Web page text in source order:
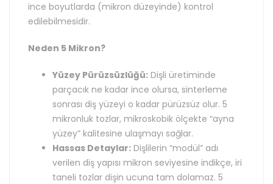
ince boyutlarda (mikron düzeyinde) kontrol
edilebilmesidir.
Neden 5 Mikron?
Yüzey Pürüzsüzlüğü: Dişli üretiminde
parçacık ne kadar ince olursa, sinterleme
sonrası diş yüzeyi o kadar pürüzsüz olur. 5
mikronluk tozlar, mikroskobik ölçekte “ayna
yüzey” kalitesine ulaşmayı sağlar.
Hassas Detaylar: Dişlilerin “modül” adı
verilen diş yapısı mikron seviyesine indikçe, iri
taneli tozlar dişin ucuna tam dolamaz. 5